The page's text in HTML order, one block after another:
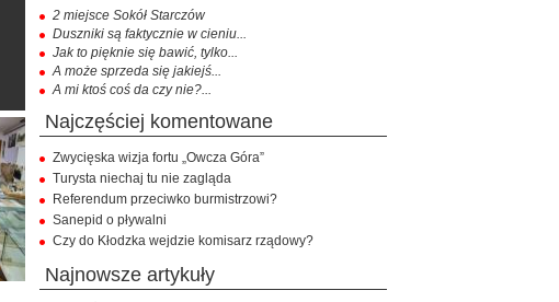
2 miejsce Sokół Starczów
Duszniki są faktycznie w cieniu...
Jak to pięknie się bawić, tylko...
A może sprzeda się jakiejś...
A mi ktoś coś da czy nie?...
najczęściej komentowane
Zwycięska wizja fortu „Owcza Góra”
Turysta niechaj tu nie zagląda
Referendum przeciwko burmistrzowi?
Sanepid o pływalni
Czy do Kłodzka wejdzie komisarz rządowy?
najnowsze artykuły